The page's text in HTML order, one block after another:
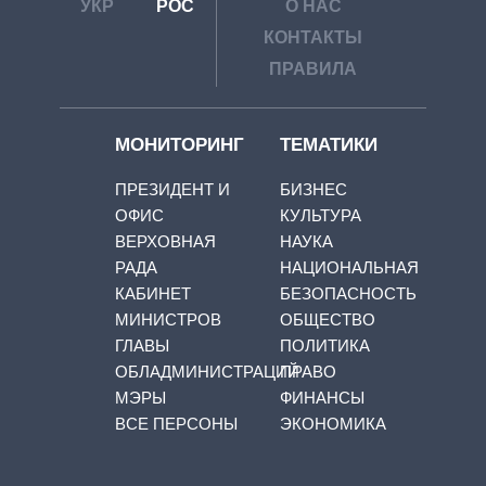
УКР РОС
О НАС
КОНТАКТЫ
ПРАВИЛА
МОНИТОРИНГ
ПРЕЗИДЕНТ И
ОФИС
ВЕРХОВНАЯ
РАДА
КАБИНЕТ
МИНИСТРОВ
ГЛАВЫ
ОБЛАДМИНИСТРАЦИЙ
МЭРЫ
ВСЕ ПЕРСОНЫ
ТЕМАТИКИ
БИЗНЕС
КУЛЬТУРА
НАУКА
НАЦИОНАЛЬНАЯ
БЕЗОПАСНОСТЬ
ОБЩЕСТВО
ПОЛИТИКА
ПРАВО
ФИНАНСЫ
ЭКОНОМИКА